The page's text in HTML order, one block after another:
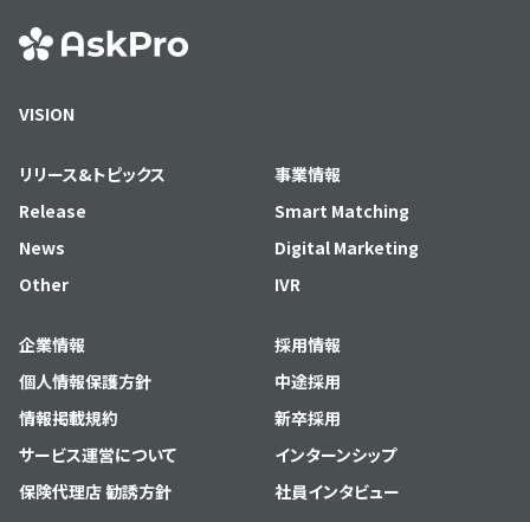
VISION
リリース&トピックス
Release
News
Other
事業情報
Smart Matching
Digital Marketing
IVR
企業情報
個人情報保護方針
情報掲載規約
サービス運営について
保険代理店 勧誘方針
採用情報
中途採用
新卒採用
インターンシップ
社員インタビュー